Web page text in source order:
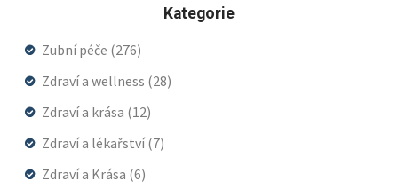
Kategorie
Zubní péče (276)
Zdraví a wellness (28)
Zdraví a krása (12)
Zdraví a lékařství(7)
Zdraví a Krása (6)